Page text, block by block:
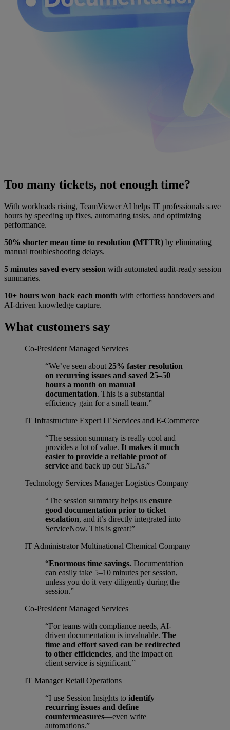
Too many tickets, not enough time?
With workloads rising, TeamViewer AI helps IT professionals save
hours by speeding up fixes, automating tasks, and optimizing
performance.
50% shorter mean time to resolution (MTTR) by eliminating
manual troubleshooting delays.
5 minutes saved every session with automated audit-ready session
summaries.
10+ hours won back each month with effortless handovers and
AI-driven knowledge capture.
What customers say
Co-President Managed Services
“We’ve seen about 25% faster resolution
on recurring issues and saved 25–50
hours a month on manual
documentation. This is a substantial
efficiency gain for a small team.”
IT Infrastructure Expert IT Services and E-Commerce
“The session summary is really cool and
provides a lot of value. It makes it much
easier to provide a reliable proof of
service and back up our SLAs.”
Technology Services Manager Logistics Company
“The session summary helps us ensure
good documentation prior to ticket
escalation, and it’s directly integrated into
ServiceNow. This is great!”
IT Administrator Multinational Chemical Company
“Enormous time savings. Documentation
can easily take 5–10 minutes per session,
unless you do it very diligently during the
session.”
Co-President Managed Services
“For teams with compliance needs, AI-
driven documentation is invaluable. The
time and effort saved can be redirected
to other efficiencies, and the impact on
client service is significant.”
IT Manager Retail Operations
“I use Session Insights to identify
recurring issues and define
countermeasures—even write
automations.”